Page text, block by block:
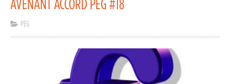
AVENANT ACCORD PEG #18
PEG